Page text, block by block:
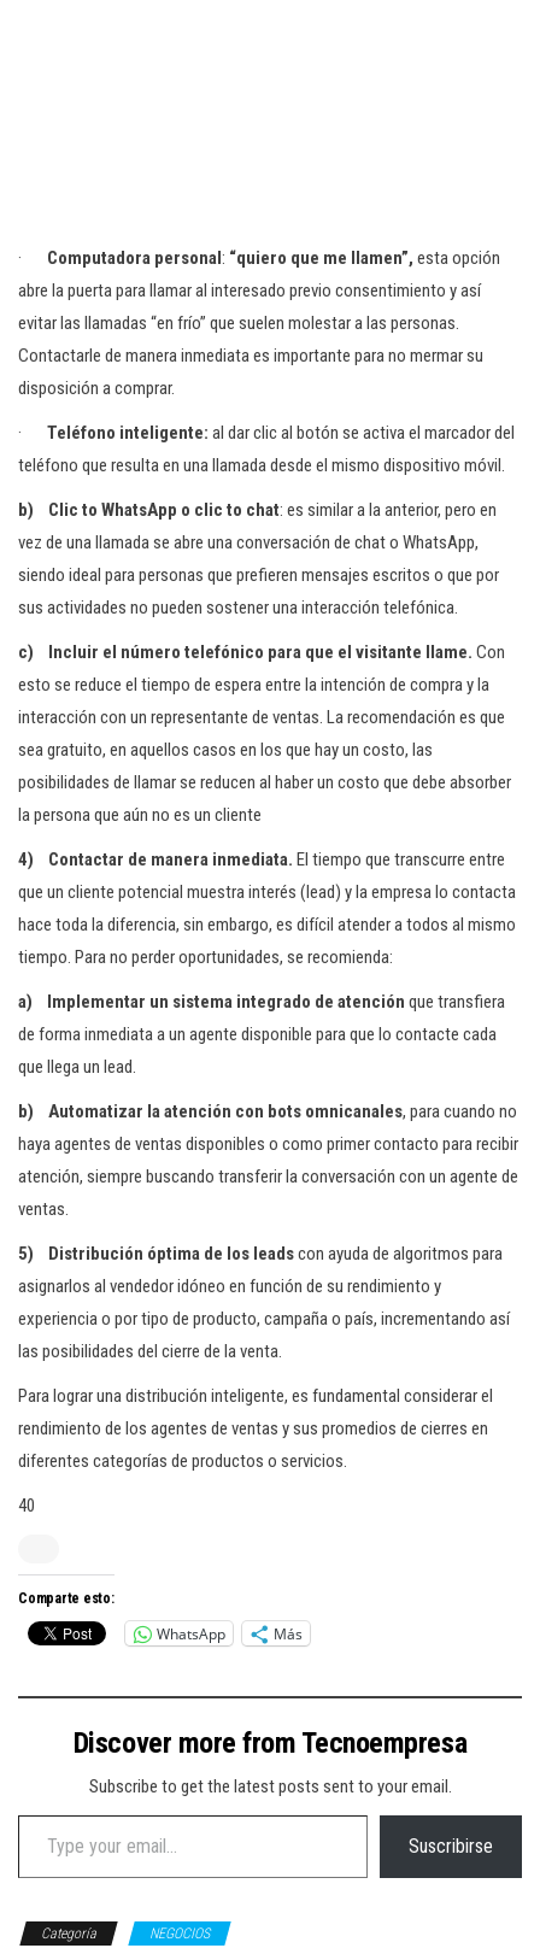
· Computadora personal: “quiero que me llamen”, esta opción
abre la puerta para llamar al interesado previo consentimiento y así
evitar las llamadas “en frío” que suelen molestar a las personas.
Contactarle de manera inmediata es importante para no mermar su
disposición a comprar.
· Teléfono inteligente: al dar clic al botón se activa el marcador del
teléfono que resulta en una llamada desde el mismo dispositivo móvil.
b) Clic to WhatsApp o clic to chat: es similar a la anterior, pero en
vez de una llamada se abre una conversación de chat o WhatsApp,
siendo ideal para personas que prefieren mensajes escritos o que por
sus actividades no pueden sostener una interacción telefónica.
c) Incluir el número telefónico para que el visitante llame. Con
esto se reduce el tiempo de espera entre la intención de compra y la
interacción con un representante de ventas. La recomendación es que
sea gratuito, en aquellos casos en los que hay un costo, las
posibilidades de llamar se reducen al haber un costo que debe absorber
la persona que aún no es un cliente
4) Contactar de manera inmediata. El tiempo que transcurre entre
que un cliente potencial muestra interés (lead) y la empresa lo contacta
hace toda la diferencia, sin embargo, es difícil atender a todos al mismo
tiempo. Para no perder oportunidades, se recomienda:
a) Implementar un sistema integrado de atención que transfiera
de forma inmediata a un agente disponible para que lo contacte cada
que llega un lead.
b) Automatizar la atención con bots omnicanales, para cuando no
haya agentes de ventas disponibles o como primer contacto para recibir
atención, siempre buscando transferir la conversación con un agente de
ventas.
5) Distribución óptima de los leadscon ayuda de algoritmos para
asignarlos al vendedor idóneo en función de su rendimiento y
experiencia o por tipo de producto, campaña o país, incrementando así
las posibilidades del cierre de la venta.
Para lograr una distribución inteligente, es fundamental considerar el
rendimiento de los agentes de ventas y sus promedios de cierres en
diferentes categorías de productos o servicios.
40
Comparte esto:
WhatsApp Más
Discover more from Tecnoempresa
Subscribe to get the latest posts sent to your email.
Type your email…
Suscribirse
Categoría NEGOCIOS